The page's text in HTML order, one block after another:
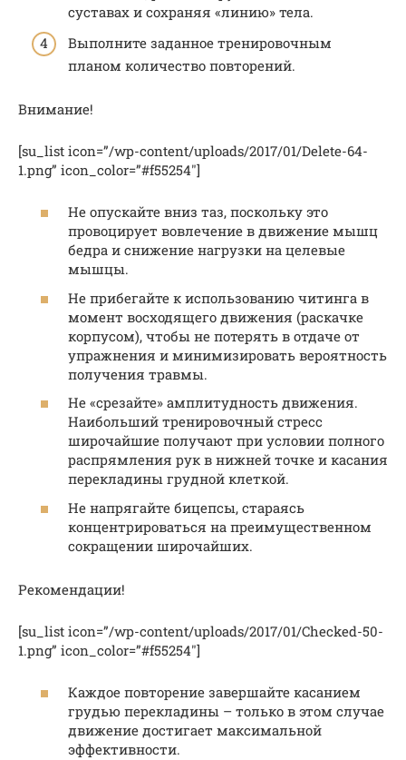
суставах и сохраняя «линию» тела.
Выполните заданное тренировочным
планом количество повторений.
Внимание!
[su_list icon=”/wp-content/uploads/2017/01/Delete-64-
1.png” icon_color=”#f55254″]
Не опускайте вниз таз, поскольку это
провоцирует вовлечение в движение мышц
бедра и снижение нагрузки на целевые
мышцы.
Не прибегайте к использованию читинга в
момент восходящего движения (раскачке
корпусом), чтобы не потерять в отдаче от
упражнения и минимизировать вероятность
получения травмы.
Не «срезайте» амплитудность движения.
Наибольший тренировочный стресс
широчайшие получают при условии полного
распрямления рук в нижней точке и касания
перекладины грудной клеткой.
Не напрягайте бицепсы, стараясь
концентрироваться на преимущественном
сокращении широчайших.
Рекомендации!
[su_list icon=”/wp-content/uploads/2017/01/Checked-50-
1.png” icon_color=”#f55254″]
Каждое повторение завершайте касанием
грудью перекладины – только в этом случае
движение достигает максимальной
эффективности.